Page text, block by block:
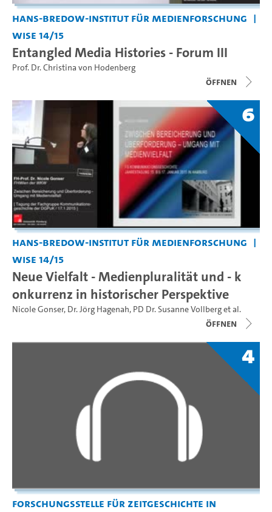
Hans-Bredow-Institut für Medienforschung
WiSe 14/15
Entangled Media Histories - Forum III
Prof. Dr. Christina von Hodenberg
Öffnen
6
Hans-Bredow-Institut für Medienforschung
WiSe 14/15
Neue Vielfalt - Medienpluralität und - k
onkurrenz in historischer Perspektive
Nicole Gonser, Dr. Jörg Hagenah, PD Dr. Susanne Vollberget al.
Öffnen
4
Forschungsstelle für Zeitgeschichte in